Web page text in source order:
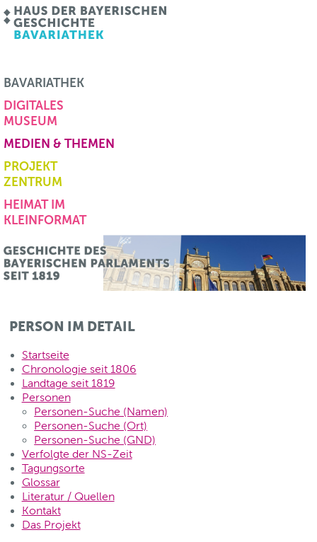
BAVARIATHEK
DIGITALES
MUSEUM
MEDIEN & THEMEN
PROJEKT
ZENTRUM
HEIMAT IM
KLEINFORMAT
PERSON IM DETAIL
Startseite
Chronologie seit 1806
Landtage seit 1819
Personen
Personen-Suche (Namen)
Personen-Suche (Ort)
Personen-Suche (GND)
Verfolgte der NS-Zeit
Tagungsorte
Glossar
Literatur / Quellen
Kontakt
Das Projekt